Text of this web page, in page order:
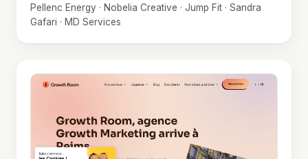
Pellenc Energy · Nobelia Creative · Jump Fit · Sandra
Gafari · MD Services